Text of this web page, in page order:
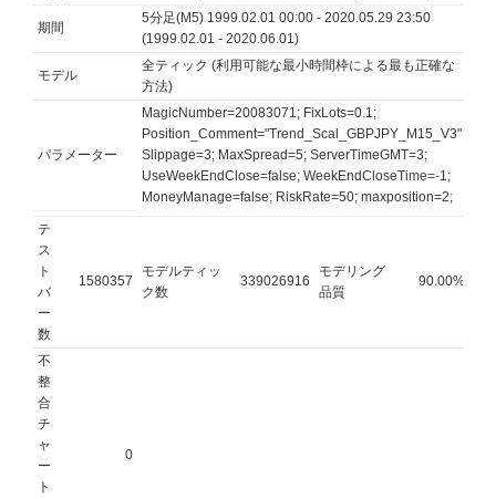
期間
5分足(M5) 1999.02.01 00:00 - 2020.05.29 23:50
(1999.02.01 - 2020.06.01)
モデル
全ティック (利用可能な最小時間枠による最も正確な
方法)
パラメーター
MagicNumber=20083071; FixLots=0.1;
Position_Comment="Trend_Scal_GBPJPY_M15_V3";
Slippage=3; MaxSpread=5; ServerTimeGMT=3;
UseWeekEndClose=false; WeekEndCloseTime=-1;
MoneyManage=false; RiskRate=50; maxposition=2;
テ
ス
ト
バ
ー
数
1580357
モデルティッ
ク数
339026916
モデリング
品質
90.00%
不
整
合
チ
ャ
ー
ト
0